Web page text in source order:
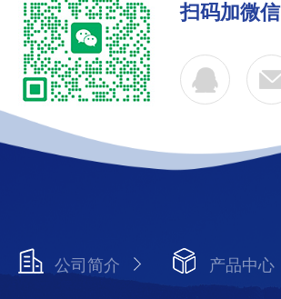
扫码加微信
公司简介 产品中心